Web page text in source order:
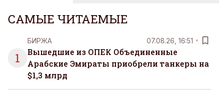
САМЫЕ ЧИТАЕМЫЕ
1
БИРЖА 07.08.26, 16:51
Вышедшие из ОПЕК Объединенные
Арабские Эмираты приобрели танкеры на
$1,3 млрд